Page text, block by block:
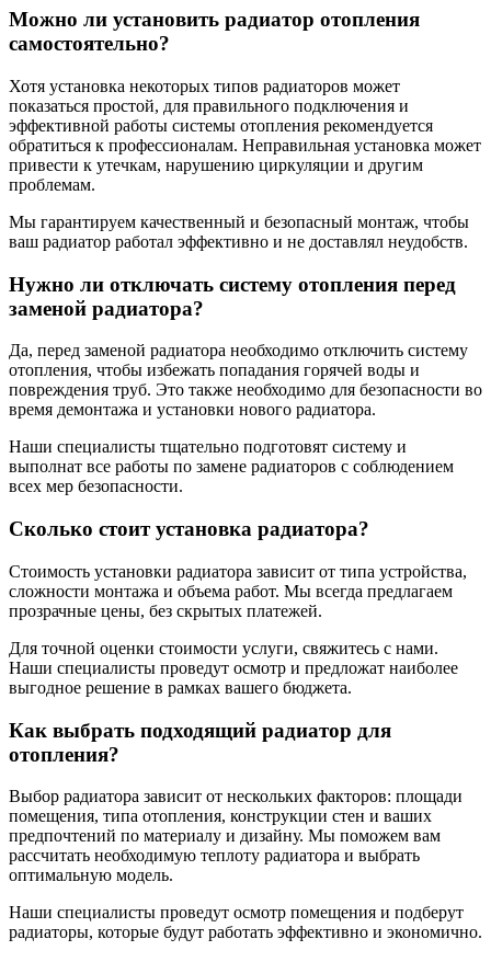
Можно ли установить радиатор отопления
самостоятельно?
Хотя установка некоторых типов радиаторов может
показаться простой, для правильного подключения и
эффективной работы системы отопления рекомендуется
обратиться к профессионалам. Неправильная установка может
привести к утечкам, нарушению циркуляции и другим
проблемам.
Мы гарантируем качественный и безопасный монтаж, чтобы
ваш радиатор работал эффективно и не доставлял неудобств.
Нужно ли отключать систему отопления перед
заменой радиатора?
Да, перед заменой радиатора необходимо отключить систему
отопления, чтобы избежать попадания горячей воды и
повреждения труб. Это также необходимо для безопасности во
время демонтажа и установки нового радиатора.
Наши специалисты тщательно подготовят систему и
выполнат все работы по замене радиаторов с соблюдением
всех мер безопасности.
Сколько стоит установка радиатора?
Стоимость установки радиатора зависит от типа устройства,
сложности монтажа и объема работ. Мы всегда предлагаем
прозрачные цены, без скрытых платежей.
Для точной оценки стоимости услуги, свяжитесь с нами.
Наши специалисты проведут осмотр и предложат наиболее
выгодное решение в рамках вашего бюджета.
Как выбрать подходящий радиатор для
отопления?
Выбор радиатора зависит от нескольких факторов: площади
помещения, типа отопления, конструкции стен и ваших
предпочтений по материалу и дизайну. Мы поможем вам
рассчитать необходимую теплоту радиатора и выбрать
оптимальную модель.
Наши специалисты проведут осмотр помещения и подберут
радиаторы, которые будут работать эффективно и экономично.